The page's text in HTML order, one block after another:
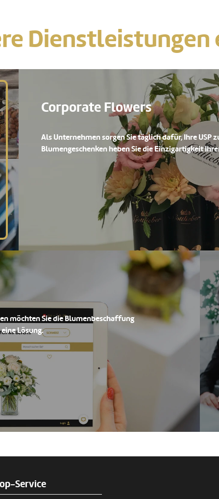
Corporate Flowers
Als Unternehmen sorgen Sie täglich dafür, Ihre
Blumengeschenken heben Sie die Einzigartigkeit
möchten Sie die Blumenbeschaffung
Lösung.
Service